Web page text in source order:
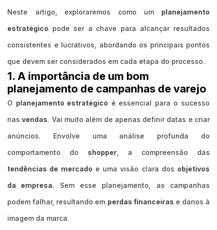
Neste artigo, exploraremos como um planejamento
estratégico pode ser a chave para alcançar resultados
consistentes e lucrativos, abordando os principais pontos
que devem ser considerados em cada etapa do processo.
1. A importância de um bom
planejamento de campanhas de varejo
O planejamento estratégico é essencial para o sucesso
nasvendas. Vai muito além de apenas definir datas e criar
anúncios. Envolve uma análise profunda do
comportamento do shopper , a compreensão das
tendências de mercado e uma visão clara dos objetivos
da empresa. Sem esse planejamento, as campanhas
podem falhar, resultando em perdas financeiras e danos à
imagem da marca.